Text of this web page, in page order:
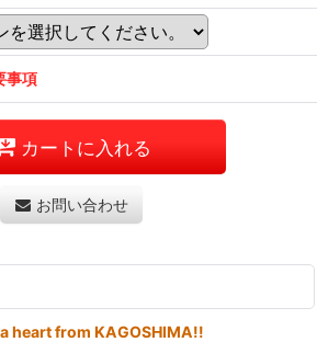
事項
カートに入れる
お問い合わせ
heart from KAGOSHIMA!!